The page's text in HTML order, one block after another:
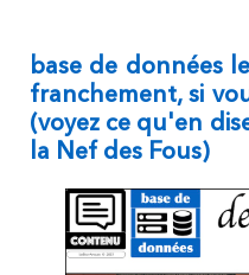
base de données
franchement, si
(voyez ce qu'en
la Nef des Fous)